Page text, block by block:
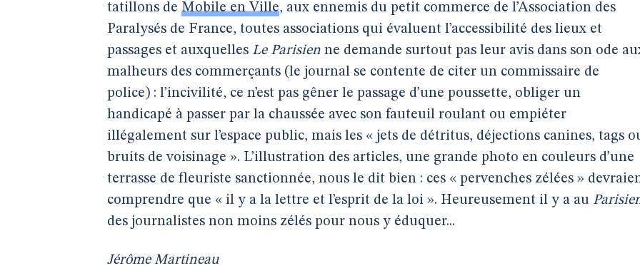
tatillons de Mobile en Ville, aux ennemis du petit commerce de l’Association des
Paralysés de France, toutes associations qui évaluent l’accessibilité des lieux et
passages et auxquelles Le Parisien ne demande surtout pas leur avis dans son ode
malheurs des commerçants (le journal se contente de citer un commissaire de
police) : l’incivilité, ce n’est pas gêner le passage d’une poussette, obliger un
handicapé à passer par la chaussée avec son fauteuil roulant ou empiéter
illégalement sur l’espace public, mais les « jets de détritus, déjections canines, tags
bruits de voisinage ». L’illustration des articles, une grande photo en couleurs d’une
terrasse de fleuriste sanctionnée, nous le dit bien : ces « pervenches zélées »
comprendre que « il y a la lettre et l’esprit de la loi ». Heureusement il y a au
des journalistes non moins zélés pour nous y éduquer...
Jérôme Martineau